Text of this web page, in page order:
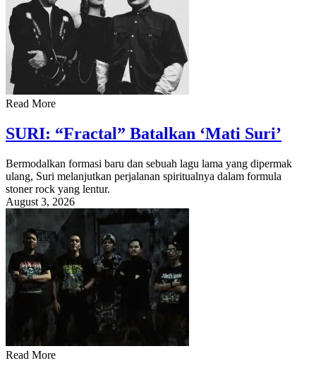
Read More
SURI: “Fractal” Batalkan ‘Mati Suri’
Bermodalkan formasi baru dan sebuah lagu lama yang dipermak
ulang, Suri melanjutkan perjalanan spiritualnya dalam formula
stoner rock yang lentur.
August 3, 2026
Read More